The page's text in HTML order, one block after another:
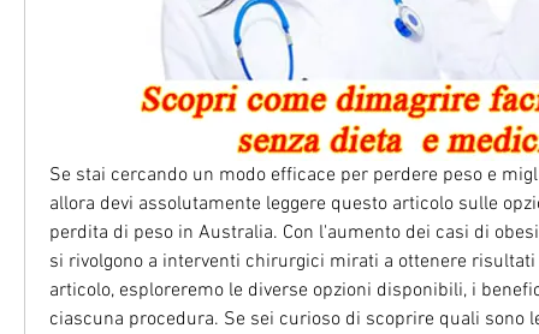
Se stai cercando un modo efficace per perdere peso e
allora devi assolutamente leggere questo articolo sulle
perdita di peso in Australia. Con l'aumento dei casi di
si rivolgono a interventi chirurgici mirati a ottenere
articolo, esploreremo le diverse opzioni disponibili, i
ciascuna procedura. Se sei curioso di scoprire quali sono